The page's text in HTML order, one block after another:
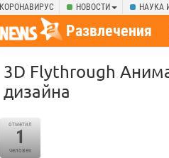
КОРОНАВИРУС НОВОСТИ НАУКА
Развлечения
3D Flythrough
дизайна
отметил
1
человек